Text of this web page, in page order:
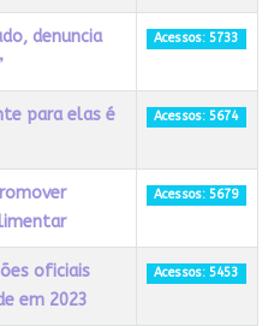
denuncia
Acessos: 5733
para elas é
Acessos: 5674
Acessos: 5679
oficiais
em 2023
Acessos: 5453